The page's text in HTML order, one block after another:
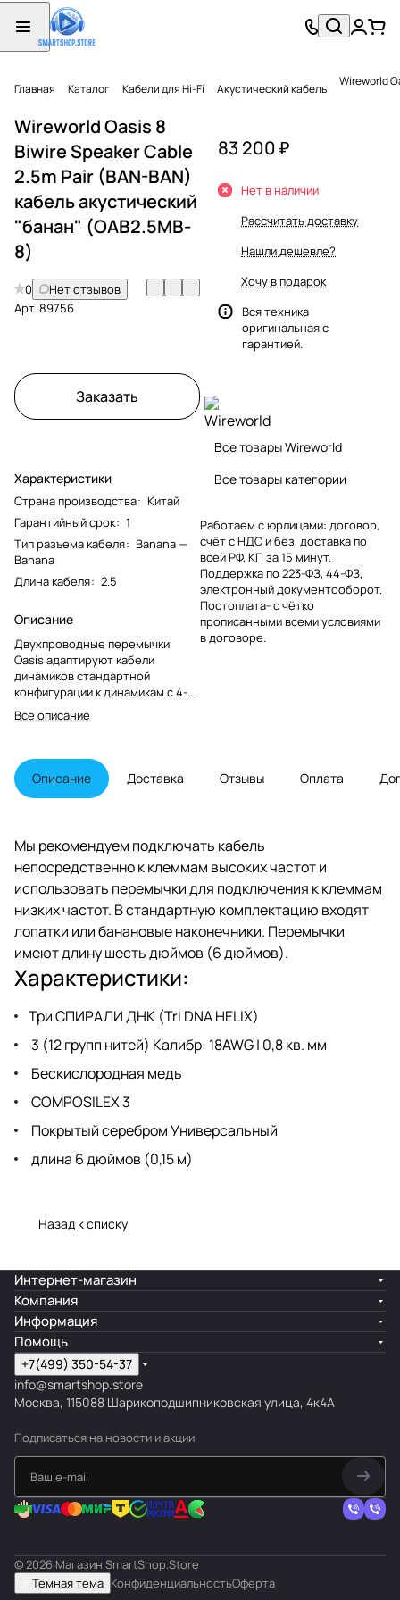
Главная Каталог Кабели для Hi-Fi Акустический кабель Wireworld
Wireworld Oasis 8
Biwire Speaker Cable
2.5m Pair (BAN-BAN)
кабель акустический
"банан" (OAB2.5MB-
8)
0
Нет отзывов
Арт.89756
Заказать
Характеристики
Страна производства: Китай
Гарантийный срок: 1
Тип разъема кабеля: Banana —
Banana
Длина кабеля: 2.5
Описание
Двухпроводные перемычки
Oasis адаптируют кабели
динамиков стандартной
конфигурации к динамикам с 4-
клеммными двухпроводными
входами.
Все описание
83 200 ₽
Нет в наличии
Рассчитать доставку
Нашли дешевле?
Хочу в подарок
Вся техника
оригинальная с
гарантией.
Все товары Wireworld
Все товары категории
Работаем с юрлицами: договор,
счёт с НДС и без, доставка по
всей РФ, КП за 15 минут.
Поддержка по 223-ФЗ, 44-ФЗ,
электронный документооборот.
Постоплата- с чётко
прописанными всеми условиями
в договоре.
Описание Доставка Отзывы Оплата
Мы рекомендуем подключать кабель
непосредственно к клеммам высоких частот и
использовать перемычки для подключения к клеммам
низких частот. В стандартную комплектацию входят
лопатки или банановые наконечники. Перемычки
имеют длину шесть дюймов (6 дюймов).
Характеристики:
Три СПИРАЛИ ДНК (Tri DNA HELIX)
3 (12 групп нитей) Калибр: 18AWG | 0,8 кв. мм
Бескислородная медь
COMPOSILEX 3
Покрытый серебром Универсальный
длина 6 дюймов (0,15 м)
Назад к списку
Интернет-магазин
Компания
Информация
Помощь
+7(499) 350-54-37
info@smartshop.store
Москва, 115088 Шарикоподшипниковская улица, 4к4А
Подписаться на новости и акции
© 2026 Магазин SmartShop.Store
Темная тема КонфиденциальностьОферта